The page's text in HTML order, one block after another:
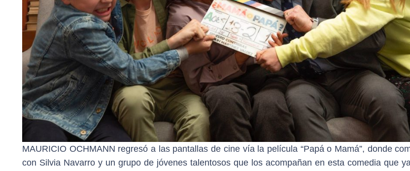
MAURICIO OCHMANN regresó a las pantallas de cine vía la película “Papá o Mamá”, donde
con Silvia Navarro y un grupo de jóvenes talentosos que los acompañan en esta comedia que